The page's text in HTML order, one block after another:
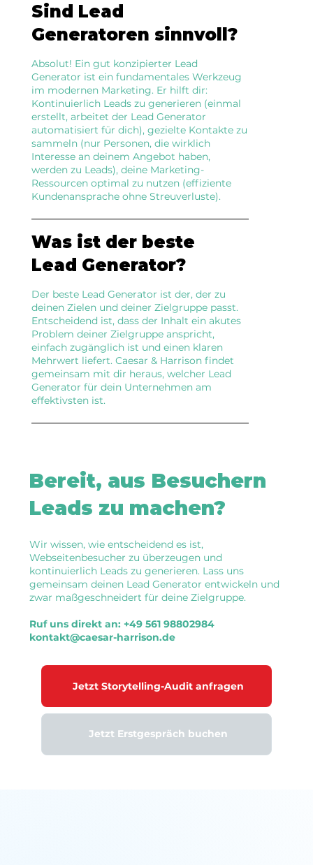
Sind Lead
Generatoren sinnvoll?
Absolut! Ein gut konzipierter Lead
Generator ist ein fundamentales Werkzeug
im modernen Marketing. Er hilft dir:
Kontinuierlich Leads zu generieren (einmal
erstellt, arbeitet der Lead Generator
automatisiert für dich), gezielte Kontakte zu
sammeln (nur Personen, die wirklich
Interesse an deinem Angebot haben,
werden zu Leads), deine Marketing-
Ressourcen optimal zu nutzen (effiziente
Kundenansprache ohne Streuverluste).
Was ist der beste
Lead Generator?
Der beste Lead Generator ist der, der zu
deinen Zielen und deiner Zielgruppe passt.
Entscheidend ist, dass der Inhalt ein akutes
Problem deiner Zielgruppe anspricht,
einfach zugänglich ist und einen klaren
Mehrwert liefert. Caesar & Harrison findet
gemeinsam mit dir heraus, welcher Lead
Generator für dein Unternehmen am
effektivsten ist.
Bereit, aus Besuchern
Leads zu machen?
Wir wissen, wie entscheidend es ist,
Webseitenbesucher zu überzeugen und
kontinuierlich Leads zu generieren. Lass uns
gemeinsam deinen Lead Generator entwickeln und
zwar maßgeschneidert für deine Zielgruppe.
Ruf uns direkt an: +49 561 98802984
kontakt@caesar-harrison.de
Jetzt Storytelling-Audit anfragen
Jetzt Erstgespräch buchen